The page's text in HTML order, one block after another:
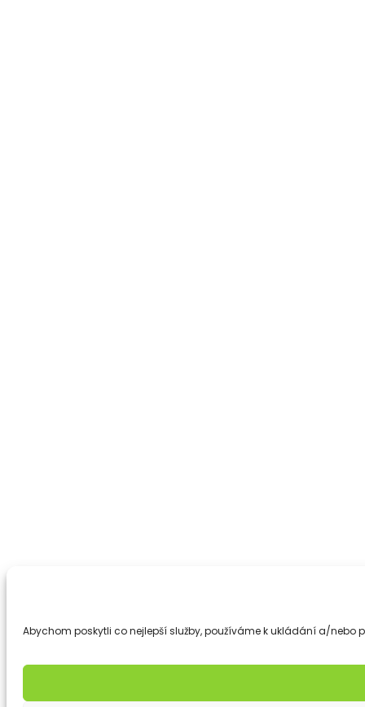
Abychom poskytli co nejlepší služby, používáme k ukládání a/